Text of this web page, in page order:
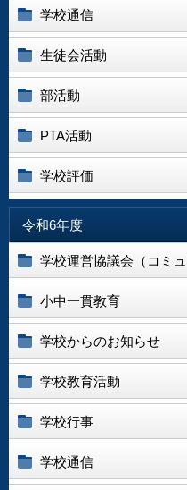
学校通信
生徒会活動
部活動
PTA活動
学校評価
令和6年度
学校運営協議会（コミ
小中一貫教育
学校からのお知らせ
学校教育活動
学校行事
学校通信